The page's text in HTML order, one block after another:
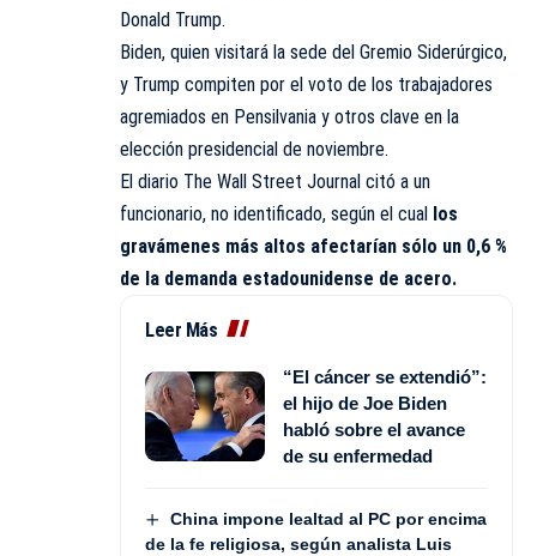
Donald Trump.
Biden, quien visitará la sede del Gremio Siderúrgico,
y Trump compiten por el voto de los trabajadores
agremiados en Pensilvania y otros clave en la
elección presidencial de noviembre.
El diario The Wall Street Journal citó a un
funcionario, no identificado, según el cual los
gravámenes más altos afectarían sólo un 0,6 %
de la demanda estadounidense de acero.
Leer Más
“El cáncer se extendió”:
el hijo de Joe Biden
habló sobre el avance
de su enfermedad
China impone lealtad al PC por encima
de la fe religiosa, según analista Luis